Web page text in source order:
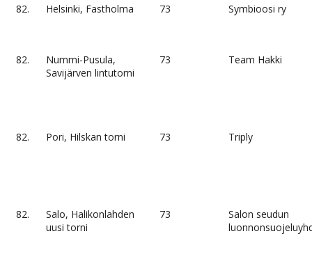
82. Helsinki, Fastholma 73 Symbioosi ry
82.
Nummi-Pusula,
Savijärven lintutorni
73 Team Hakki
82. Pori, Hilskan torni 73 Triply
82.
Salo, Halikonlahden
uusi torni
73
Salon seudun